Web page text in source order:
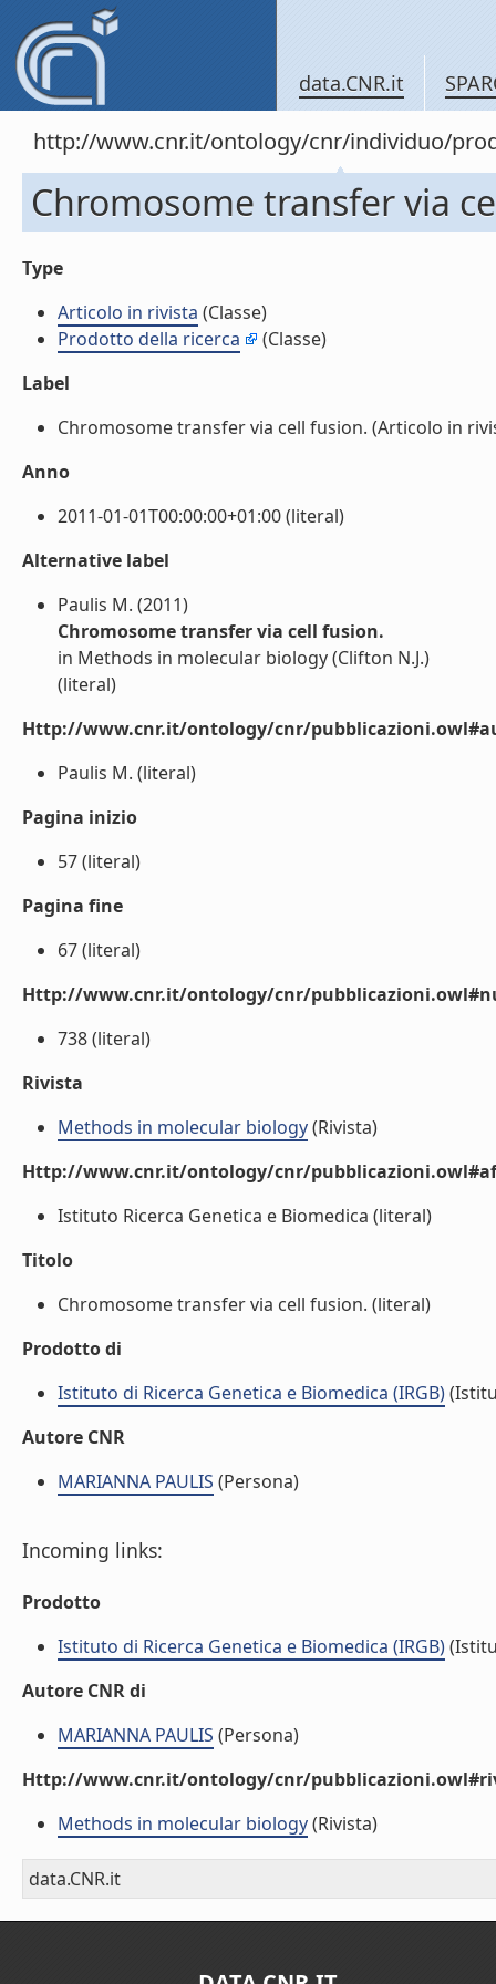
data.CNR.it
http://www.cnr.it/ontology/cnr/individuo/
Chromosome transfer via
Type
Articolo in rivista (Classe)
Prodotto della ricerca
(Classe)
Label
Chromosome transfer via cell fusion. (Articolo in
Anno
2011-01-01T00:00:00+01:00 (literal)
Alternative label
Paulis M. (2011)
Chromosome transfer via cell fusion.
in Methods in molecular biology (Clifton N.J.)
(literal)
Http://www.cnr.it/ontology/cnr/
Paulis M. (literal)
Pagina inizio
57 (literal)
Pagina fine
67 (literal)
Http://www.cnr.it/ontology/cnr/
738 (literal)
Rivista
Methods in molecular biology(Rivista)
Http://www.cnr.it/ontology/cnr/
Istituto Ricerca Genetica e Biomedica (literal)
Titolo
Chromosome transfer via cell fusion. (literal)
Prodotto di
Istituto di Ricerca Genetica e Biomedica (IRGB)
Autore CNR
MARIANNA PAULIS (Persona)
Incoming links:
Prodotto
Istituto di Ricerca Genetica e Biomedica (IRGB)
Autore CNR di
MARIANNA PAULIS (Persona)
Http://www.cnr.it/ontology/cnr/
Methods in molecular biology(Rivista)
data.CNR.it